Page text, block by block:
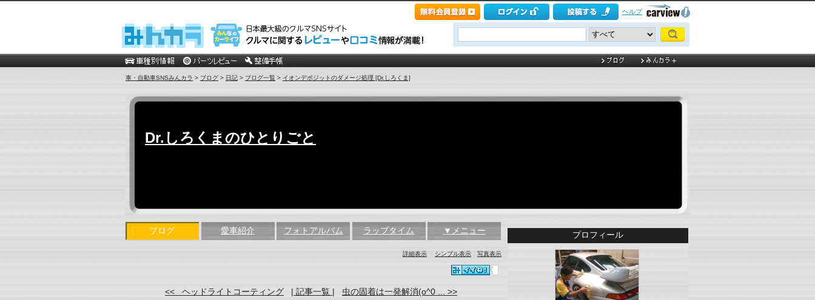
ヘルプ
車・自動車SNSみんカラ > ブログ > 日記 > ブログ一覧 > イオンデポジットのダメージ処理 [Dr.しろくま]
Dr.しろくまのひとりごと
ブログ 愛車紹介 フォトアルバム ラップタイム ▼メニュー
詳細表示 シンプル表示 写真表示
<< ヘッドライトコーティング | 記事一覧 | 虫の固着は一発解消(o^0 ... >>
プロフィール